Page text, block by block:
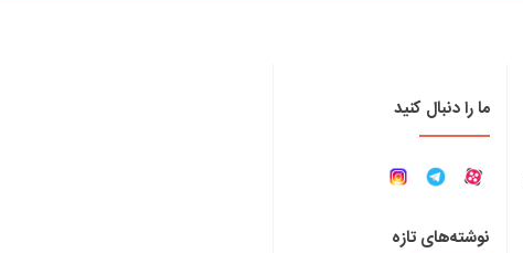
ما را دنبال کنید
نوشته‌های تازه